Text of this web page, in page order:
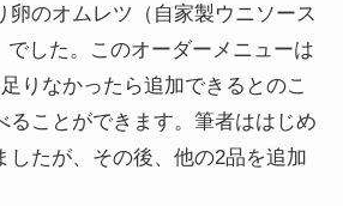
卵のオムレツ（自家製ウニソース
でした。このオーダーメニューは
りなかったら追加できるとのこ
ることができます。筆者ははじめ
したが、その後、他の2品を追加